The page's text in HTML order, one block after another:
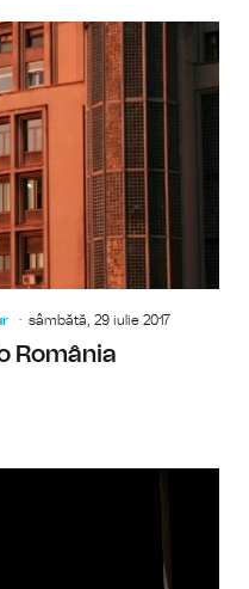
sâmbătă, 29 iulie 2017
România